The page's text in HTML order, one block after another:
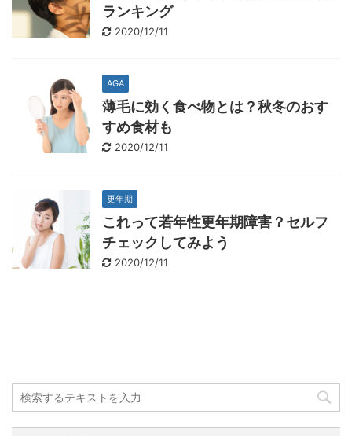
ランキング
2020/12/11
AGA
薄毛に効く食べ物とは？秋冬のおす
すめ食材も
2020/12/11
更年期
これって若年性更年期障害？セルフ
チェックしてみよう
2020/12/11